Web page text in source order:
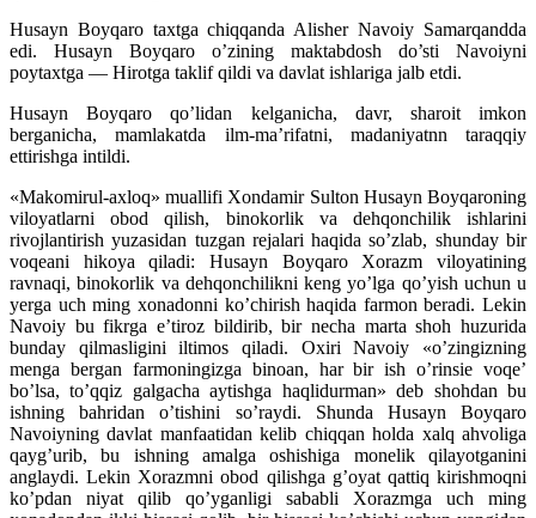
Husayn Boyqaro taxtga chiqqanda Alisher Navoiy Samarqandda
edi. Husayn Boyqaro o’zining maktabdosh do’sti Navoiyni
poytaxtga — Hirotga taklif qildi va davlat ishlariga jalb etdi.
Husayn Boyqaro qo’lidan kelganicha, davr, sharoit imkon
berganicha, mamlakatda ilm-ma’rifatni, madaniyatnn taraqqiy
ettirishga intildi.
«Makomirul-axloq» muallifi Xondamir Sulton Husayn Boyqaroning
viloyatlarni obod qilish, binokorlik va dehqonchilik ishlarini
rivojlantirish yuzasidan tuzgan rejalari haqida so’zlab, shunday bir
voqeani hikoya qiladi: Husayn Boyqaro Xorazm viloyatining
ravnaqi, binokorlik va dehqonchilikni keng yo’lga qo’yish uchun u
yerga uch ming xonadonni ko’chirish haqida farmon beradi. Lekin
Navoiy bu fikrga e’tiroz bildirib, bir necha marta shoh huzurida
bunday qilmasligini iltimos qiladi. Oxiri Navoiy «o’zingizning
menga bergan farmoningizga binoan, har bir ish o’rinsie voqe’
bo’lsa, to’qqiz galgacha aytishga haqlidurman» deb shohdan bu
ishning bahridan o’tishini so’raydi. Shunda Husayn Boyqaro
Navoiyning davlat manfaatidan kelib chiqqan holda xalq ahvoliga
qayg’urib, bu ishning amalga oshishiga monelik qilayotganini
anglaydi. Lekin Xorazmni obod qilishga g’oyat qattiq kirishmoqni
ko’pdan niyat qilib qo’yganligi sababli Xorazmga uch ming